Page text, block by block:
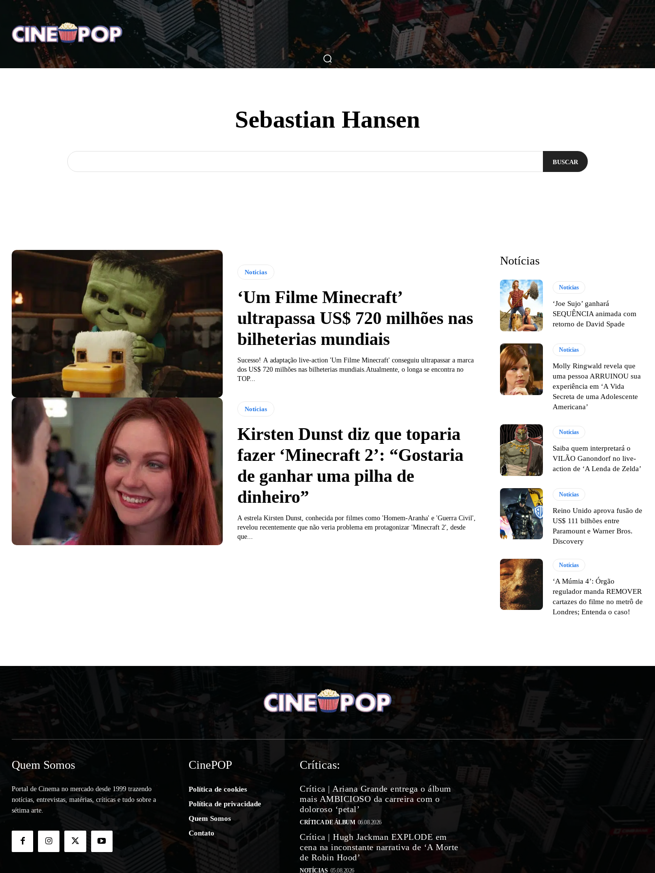
Home Notícias Críticas Breve Nos Cinemas Matérias Nos Cinemas Filmes Séries Música Gênero
Sebastian Hansen
BUSCAR
Notícias
‘Um Filme Minecraft’
ultrapassa US$ 720 milhões nas
bilheterias mundiais
Sucesso! A adaptação live-action 'Um Filme Minecraft' conseguiu ultrapassar a marca
dos US$ 720 milhões nas bilheterias mundiais.Atualmente, o longa se encontra no
TOP...
Notícias
Kirsten Dunst diz que toparia
fazer ‘Minecraft 2’: “Gostaria
de ganhar uma pilha de
dinheiro”
A estrela Kirsten Dunst, conhecida por filmes como 'Homem-Aranha' e 'Guerra Civil',
revelou recentemente que não veria problema em protagonizar 'Minecraft 2', desde
que...
Notícias
Notícias
‘Joe Sujo’ ganhará
SEQUÊNCIA animada com
retorno de David Spade
Notícias
Molly Ringwald revela que
uma pessoa ARRUINOU sua
experiência em ‘A Vida
Secreta de uma Adolescente
Americana’
Notícias
Saiba quem interpretará o
VILÃO Ganondorf no live-
action de ‘A Lenda de Zelda’
Notícias
Reino Unido aprova fusão de
US$ 111 bilhões entre
Paramount e Warner Bros.
Discovery
Notícias
‘A Múmia 4’: Órgão
regulador manda REMOVER
cartazes do filme no metrô de
Londres; Entenda o caso!
Quem Somos
Portal de Cinema no mercado desde 1999 trazendo
notícias, entrevistas, matérias, críticas e tudo sobre a
sétima arte.
CinePOP
Política de cookies
Política de privacidade
Quem Somos
Contato
Críticas:
Crítica | Ariana Grande entrega o álbum
mais AMBICIOSO da carreira com o
doloroso ‘petal’
CRÍTICA DE ÁLBUM 06.08.2026
Crítica | Hugh Jackman EXPLODE em
cena na inconstante narrativa de ‘A Morte
de Robin Hood’
NOTÍCIAS 05.08.2026